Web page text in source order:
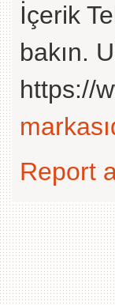
İçerik
bakın.
https://
Report